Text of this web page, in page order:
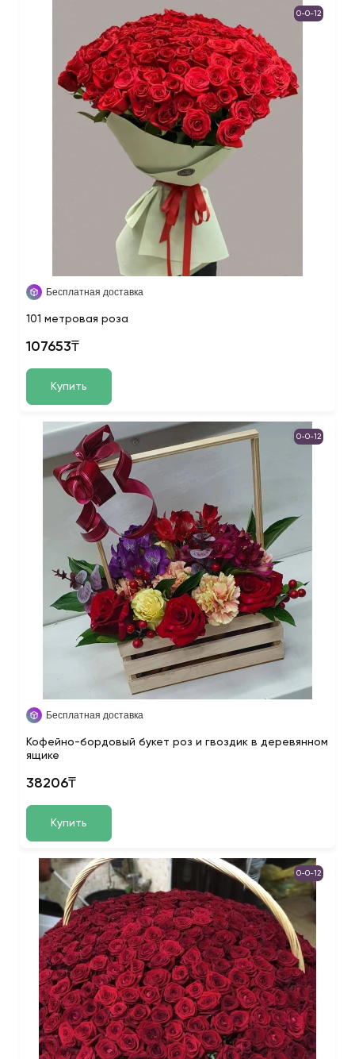
0-0-12
Бесплатная доставка
101 метровая роза
107653₸
Купить
0-0-12
Бесплатная доставка
Кофейно-бордовый букет роз и гвоздик в деревянном
ящике
38206₸
Купить
0-0-12